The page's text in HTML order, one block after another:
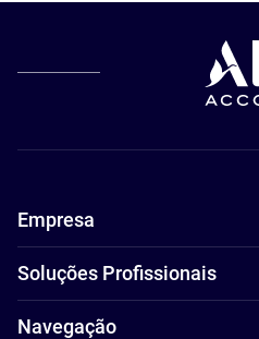
Empresa
Soluções Profissionais
Navegação